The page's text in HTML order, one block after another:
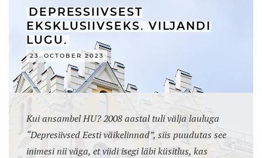
DEPRESSIIVSEST
EKSKLUSIIVSEKS. VILJANDI
LUGU.
23. OCTOBER 2023
Kui ansambel HU? 2008 aastal tuli välja lauluga
“Depresiivsed Eesti väikelinnad”, siis puudutas see
inimesi nii väga, et viidi isegi läbi küsitlus, kas